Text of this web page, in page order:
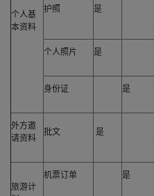
个人基
本资料
护照 是
个人照片 是
身份证 是
外方邀
请资料
批文 是
旅游计
机票订单 是